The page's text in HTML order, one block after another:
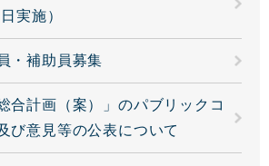
実施）
・補助員募集
合計画（案）」のパブリックコ
び意見等の公表について